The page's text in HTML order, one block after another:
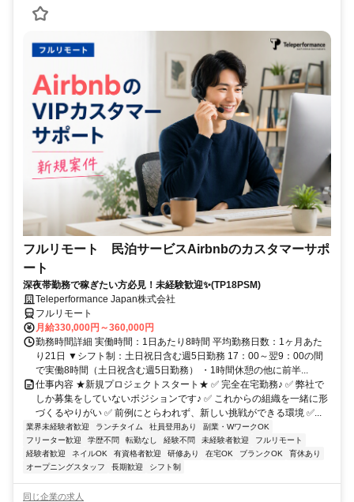
フルリモート 民泊サービスAirbnbのカスタマーサポ
ート
深夜帯勤務で稼ぎたい方必見！未経験歓迎✨(TP18PSM)
Teleperformance Japan株式会社
フルリモート
月給330,000円～360,000円
勤務時間詳細 実働時間：1日あたり8時間 平均勤務日数：1ヶ月あた
り21日 ▼シフト制：土日祝日含む週5日勤務 17：00～翌9：00の間
で実働8時間（土日祝含む週5日勤務） ・1時間休憩の他に前半...
仕事内容 ★新規プロジェクトスタート★ ✅ 完全在宅勤務♪ ✅ 弊社で
しか募集をしていないポジションです♪ ✅ これからの組織を一緒に形
づくるやりがい ✅ 前例にとらわれず、新しい挑戦ができる環境 ✅...
業界未経験者歓迎 ランチタイム 社員登用あり
副業・WワークOK
フリーター歓迎
学歴不問 転勤なし 経験不問 未経験者歓迎
フルリモート
経験者歓迎
ネイルOK 有資格者歓迎 研修あり 在宅OK ブランクOK
育休あり
オープニングスタッフ
長期歓迎 シフト制
同じ企業の求人